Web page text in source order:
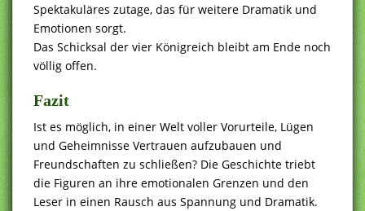
Spektakuläres zutage, das für weitere Dramatik und
Emotionen sorgt.
Das Schicksal der vier Königreich bleibt am Ende noch
völlig offen.
Fazit
Ist es möglich, in einer Welt voller Vorurteile, Lügen
und Geheimnisse Vertrauen aufzubauen und
Freundschaften zu schließen? Die Geschichte triebt
die Figuren an ihre emotionalen Grenzen und den
Leser in einen Rausch aus Spannung und Dramatik.